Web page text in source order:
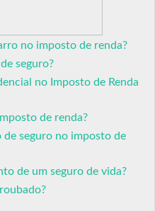
no imposto de renda?
seguro?
no Imposto de Renda
de renda?
seguro no imposto de
de um seguro de vida?